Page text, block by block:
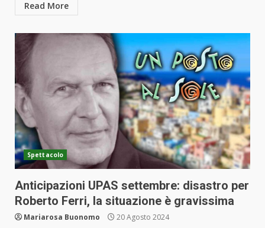
Read More
Spettacolo
Anticipazioni UPAS settembre: disastro per
Roberto Ferri, la situazione è gravissima
Mariarosa Buonomo 20 Agosto 2024